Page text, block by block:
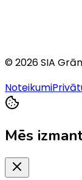
©2026SIA
Noteikumi
Mēs